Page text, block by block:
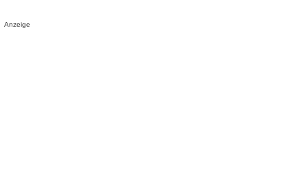
Anzeige